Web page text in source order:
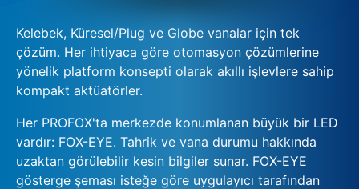
Kelebek, Küresel/Plug ve Globe vanalar için tek
çözüm. Her ihtiyaca göre otomasyon çözümlerine
yönelik platform konsepti olarak akıllı işlevlere sahip
kompakt aktüatörler.
Her PROFOX'ta merkezde konumlanan büyük bir LED
vardır: FOX-EYE. Tahrik ve vana durumu hakkında
uzaktan görülebilir kesin bilgiler sunar. FOX-EYE
gösterge şeması isteğe göre uygulayıcı tarafından